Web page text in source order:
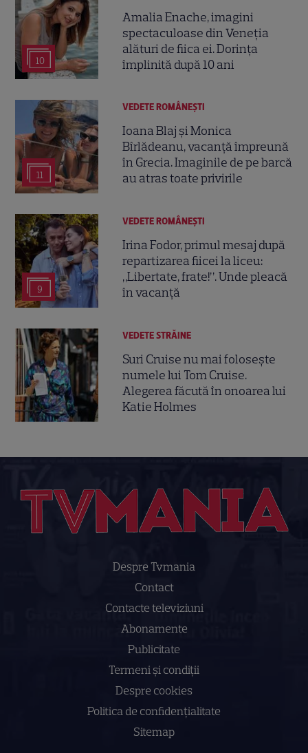
10
Amalia Enache, imagini
spectaculoase din Veneția
alături de fiica ei. Dorința
împlinită după 10 ani
11
VEDETE ROMÂNEŞTI
Ioana Blaj și Monica
Bîrlădeanu, vacanță împreună
în Grecia. Imaginile de pe barcă
au atras toate privirile
9
VEDETE ROMÂNEŞTI
Irina Fodor, primul mesaj după
repartizarea fiicei la liceu:
„Libertate, frate!”. Unde pleacă
în vacanță
VEDETE STRĂINE
Suri Cruise nu mai folosește
numele lui Tom Cruise.
Alegerea făcută în onoarea lui
Katie Holmes
Despre Tvmania
Contact
Contacte televiziuni
Abonamente
Publicitate
Termeni și condiții
Despre cookies
Politica de confidenţialitate
Sitemap